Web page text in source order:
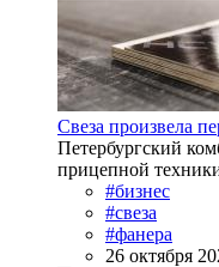
Свеза произвела
Петербургский
прицепной
#бизнес
#свеза
#фанера
26 октября